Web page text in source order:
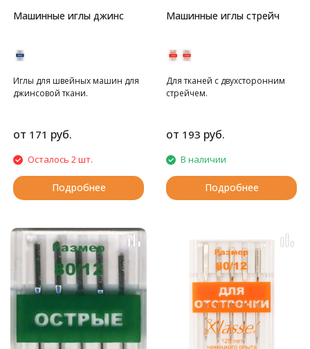
Машинные иглы джинс
Иглы для швейных машин для
джинсовой ткани.
от 171 руб.
Осталось 2 шт.
Подробнее
Машинные иглы стрейч
Для тканей с двухсторонним
стрейчем.
от 193 руб.
В наличии
Подробнее